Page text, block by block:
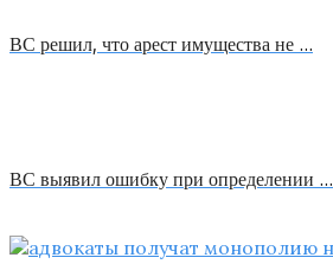
ВС решил, что арест имущества не …
ВС выявил ошибку при определении …